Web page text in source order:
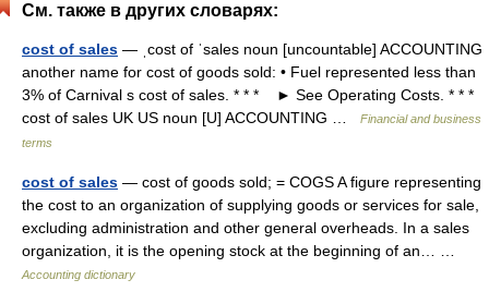
См. также в других словарях:
cost of sales — ˌcost of ˈsales noun [uncountable] ACCOUNTING
another name for cost of goods sold: • Fuel represented less than
3% of Carnival s cost of sales. * * * ► See Operating Costs. * * *
cost of sales UK US noun [U] ACCOUNTING …
Financial and business
terms
cost of sales — cost of goods sold; = COGS A figure representing
the cost to an organization of supplying goods or services for sale,
excluding administration and other general overheads. In a sales
organization, it is the opening stock at the beginning of an… …
Accounting dictionary